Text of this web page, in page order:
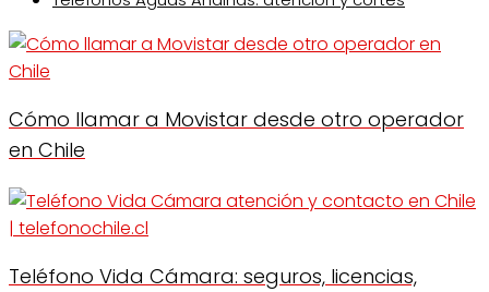
Cómo llamar a Movistar desde otro operador
en Chile
Teléfono Vida Cámara: seguros, licencias,